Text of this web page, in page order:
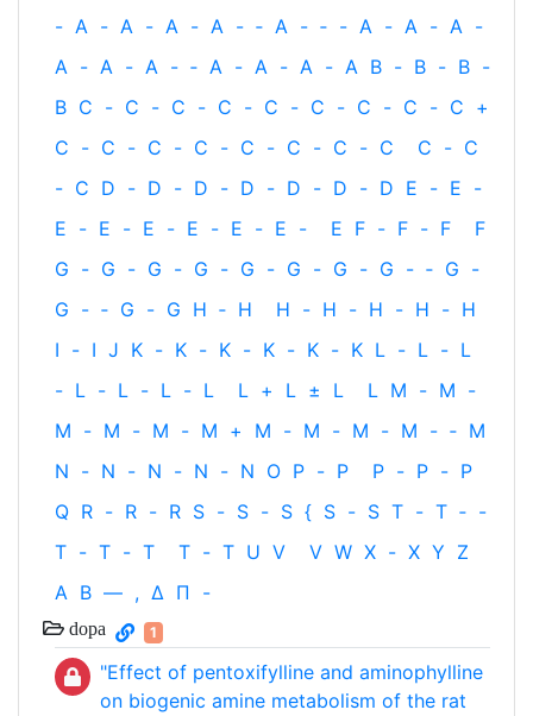
- A - A - A - A - ‐ A - ‐ - A - A - A -
A - A - A - ‐ A - A - A - A B - B - B -
B C - C - C - C - C - C - C - C - C +
C - C - C - C - C - C - C - C C - C
- C D - D - D - D - D - D - D E - E -
E - E - E - E - E - E - E F - F - F
F
G - G - G - G - G - G - G - G - ‐ G -
G - ‐ G - G H ‐ H H - H - H - H - H
I - I J K - K - K - K - K - K L - L - L
- L - L - L - L L + L ± L L M - M -
M - M - M - M + M - M - M - M - ‐ M
N - N - N - N - N O P - P P - P - P
Q R - R - R S - S - S { S - S T - T ‐ -
T - T - T T - T U V V W X - X Y Z
Α Β — , Δ Π -
dopa 1
"Effect of pentoxifylline and aminophylline
on biogenic amine metabolism of the rat